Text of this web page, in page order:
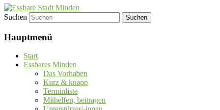
Suchen
Hauptmenü
Start
Essbares Minden
Das Vorhaben
Kurz & knapp
Terminliste
Mithelfen, beitragen